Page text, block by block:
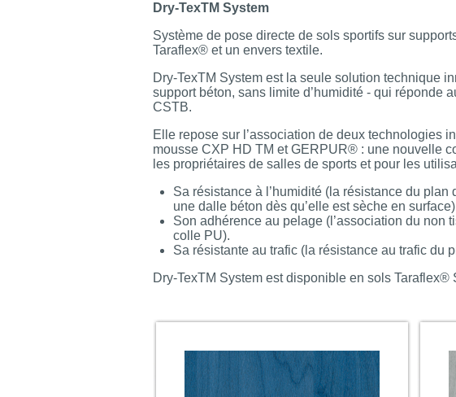
Dry-TexTM System
Système de pose directe de sols sportifs sur
Taraflex® et un envers textile.
Dry-TexTM System est la seule solution technique
support béton, sans limite d’humidité - qui réponde
CSTB.
Elle repose sur l’association de deux technologies
mousse CXP HD TM et GERPUR® : une nouvelle
les propriétaires de salles de sports et pour les
Sa résistance à l’humidité (la résistance du
une dalle béton dès qu’elle est sèche en
Son adhérence au pelage (l’association du non
colle PU).
Sa résistante au trafic (la résistance au trafic du
Dry-TexTM System est disponible en sols